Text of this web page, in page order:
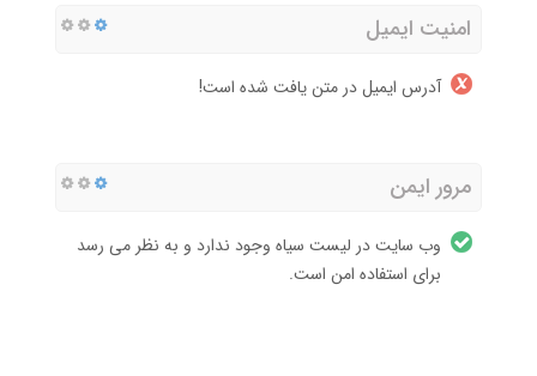
امنیت ایمیل
آدرس ایمیل در متن یافت شده است!
مرور ایمن
وب سایت در لیست سیاه وجود ندارد و به نظر می رسد
برای استفاده امن است.